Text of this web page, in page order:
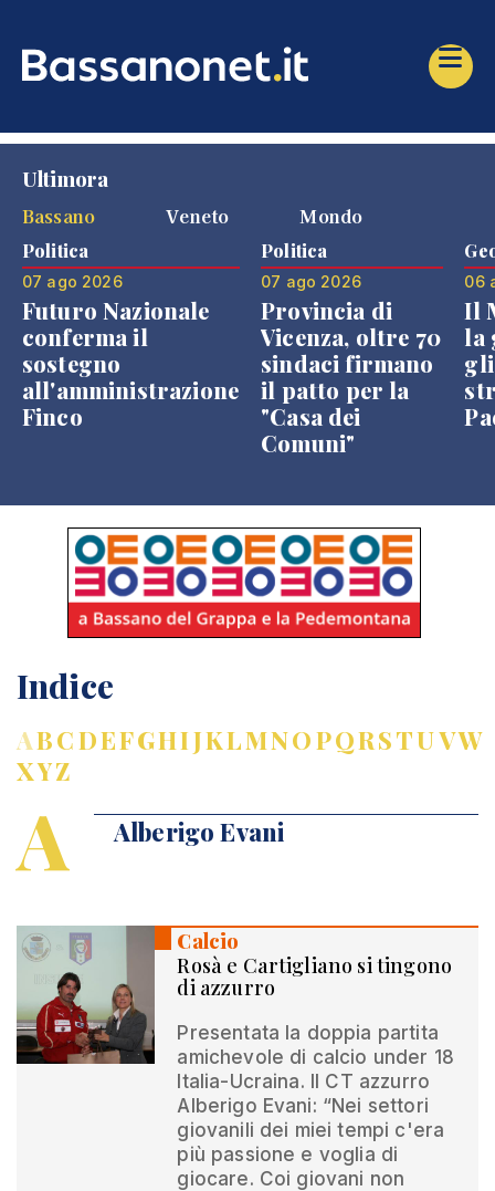
Ultimora
Bassano
Veneto Mondo
Politica
07 ago 2026
Futuro Nazionale
conferma il
sostegno
all'amministrazione
Finco
Politica
07 ago 2026
Provincia di
Vicenza, oltre 70
sindaci firmano
il patto per la
"Casa dei
Comuni"
06
Il
la
Indice
ABCDEFGHIJKLMNOPQRSTUVW
XYZ
A Alberigo Evani
Calcio
Rosà e Cartigliano si tingono
di azzurro
Presentata la doppia partita
amichevole di calcio under 18
Italia-Ucraina. Il CT azzurro
Alberigo Evani: “Nei settori
giovanili dei miei tempi c'era
più passione e voglia di
giocare. Coi giovani non